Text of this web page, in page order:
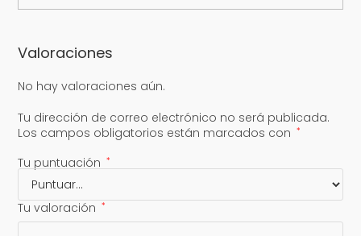
Valoraciones
No hay valoraciones aún.
Tu dirección de correo electrónico no será publicada.
Los campos obligatorios están marcados con *
Tu puntuación *
Tu valoración *